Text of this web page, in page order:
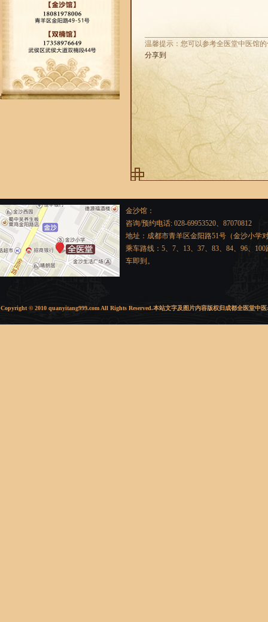
温馨提示：您可以参考全医堂中医馆
分享到
金沙馆：
咨询/预约电话: 028-69953520、87070812
地址：成都市青羊区金阳路51号（金沙小学
乘车路线：5、7、13、37、83、84、96、
车即到。
Copyright © 2010 quanyitang999.com All Rights Reserved.本站文字及图片内容版权归成都全医堂中